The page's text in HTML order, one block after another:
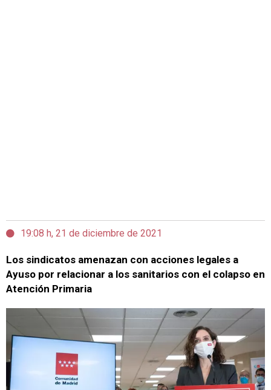
19:08 h, 21 de diciembre de 2021
Los sindicatos amenazan con acciones legales a
Ayuso por relacionar a los sanitarios con el colapso en
Atención Primaria